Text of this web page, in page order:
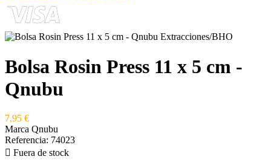
Bolsa Rosin Press 11 x 5 cm -
Qnubu
7,95 €
Marca Qnubu
Referencia: 74023
 Fuera de stock